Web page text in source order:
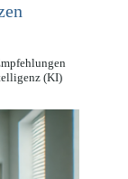
(KI)